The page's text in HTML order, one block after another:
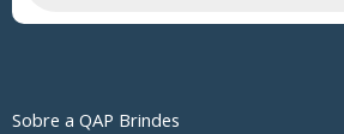
Sobre a QAP Brindes